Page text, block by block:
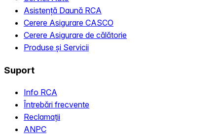
Asistență Daună RCA
Cerere Asigurare CASCO
Cerere Asigurare de călătorie
Produse și Servicii
Suport
Info RCA
Întrebări frecvente
Reclamații
ANPC